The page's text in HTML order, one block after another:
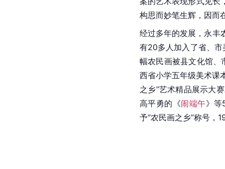
构思而妙笔生辉，因而
经过多年的发展，永丰
有20多人加入了省、
幅农民画被县文化馆
西省小学五年级美术课
之乡”艺术精品展示大赛
高平勇的《闹端午》等
予“农民画之乡”称号，